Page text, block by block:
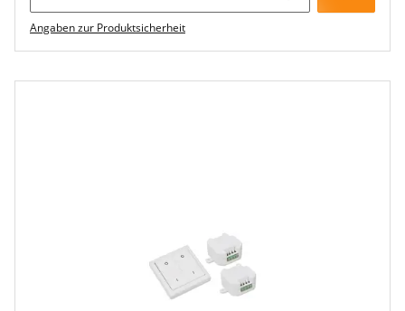
Angaben zur Produktsicherheit